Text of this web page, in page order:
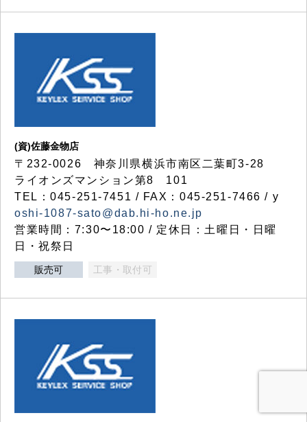
(資)佐藤金物店
〒232-0026 神奈川県横浜市南区二葉町3-28
ライオンズマンション第8 101
TEL：045-251-7451 / FAX：045-251-7466 / y
oshi-1087-sato@dab.hi-ho.ne.jp
営業時間：7:30〜18:00 / 定休日：土曜日・日曜
日・祝祭日
販売可 工事・取付可